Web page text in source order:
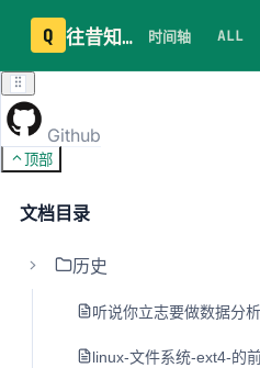
Q 往昔知识库 时间轴 ALL
Github
顶部
文档目录
历史
听说你立志要做数据分
linux-文件系统-ext4-的